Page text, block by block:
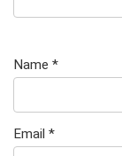
Name *
Email *